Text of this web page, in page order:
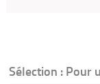
Sélection : Pour